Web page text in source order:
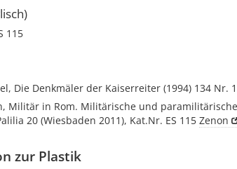
115
Die Denkmäler der Kaiserreiter (1994) 134 Nr.
Militär in Rom. Militärische und
20 (Wiesbaden 2011), Kat.Nr. ES 115 Zenon
zur Plastik